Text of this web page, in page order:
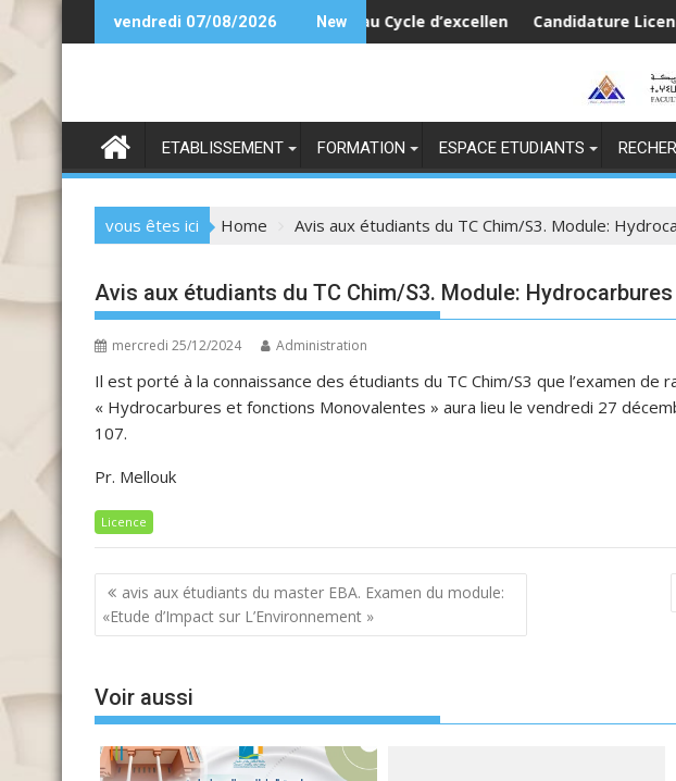
to
vendredi 07/08/2026 New
à la pré-candidature pour l’accès au Cycle d’excellence Candidature Licence DPM
ETABLISSEMENT FORMATION ESPACE ETUDIANTS
vous êtes ici Home Avis aux étudiants du TC Chim/S3. Module:
Avis aux étudiants du TC Chim/S3. Module:
mercredi 25/12/2024 Administration
Il est porté à la connaissance des étudiants du TC Chim/S3 que l’examen de
« Hydrocarbures et fonctions Monovalentes » aura lieu le vendredi 27
107.
Pr. Mellouk
Licence
Navigation
de
l’article
avis aux étudiants du master EBA. Examen du module:
«Etude d’Impact sur L’Environnement »
Voir aussi